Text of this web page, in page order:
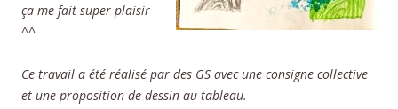
ça me fait super plaisir
^^
Ce travail a été réalisé par des GS avec une consigne collective
et une proposition de dessin au tableau.